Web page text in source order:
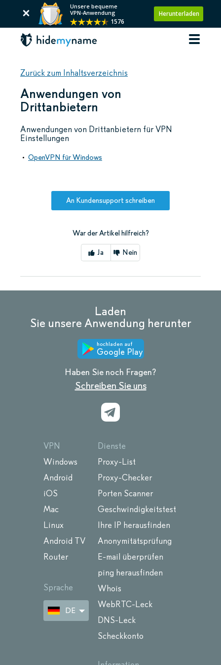
Unsere bequeme
VPN-Anwendung
1576
Herunterladen
Zurück zum Inhaltsverzeichnis
Anwendungen von
Drittanbietern
Anwendungen von Drittanbietern für VPN
Einstellungen
OpenVPN für Windows
An Kundensupport schreiben
War der Artikel hilfreich?
Ja Nein
Laden
Sie unsere Anwendung herunter
hochladen auf
Google Play
Haben Sie noch Fragen?
Schreiben Sie uns
VPN
Windows
Android
iOS
Mac
Linux
Android TV
Router
Sprache
DE
Dienste
Proxy-List
Proxy-Checker
Porten Scanner
Geschwindigkeitstest
Ihre IP herausfinden
Anonymitätsprüfung
E-mail überprüfen
ping herausfinden
Whois
WebRTC-Leck
DNS-Leck
Scheckkonto